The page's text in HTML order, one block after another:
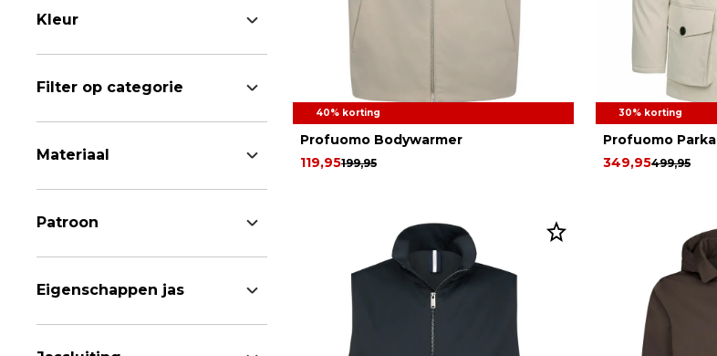
Kleur
Filter op categorie
Materiaal
Patroon
Eigenschappen jas
40% korting
Profuomo Bodywarmer
199,95
119,95
30% korting
Profuomo Parka
499,95
349,95